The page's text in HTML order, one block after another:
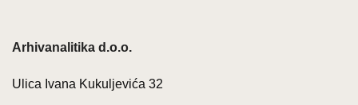
Arhivanalitika d.o.o.
Ulica Ivana Kukuljevića 32